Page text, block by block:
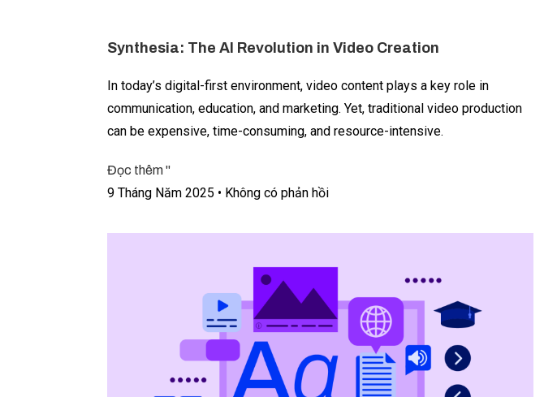
Synthesia: The AI Revolution in Video Creation
In today’s digital-first environment, video content plays a key role in
communication, education, and marketing. Yet, traditional video production
can be expensive, time-consuming, and resource-intensive.
Đọc thêm "
9 Tháng Năm 2025 Không có phản hồi